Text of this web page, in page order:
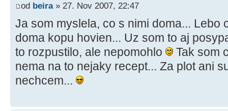
od beira» 27. Nov 2007, 22:47
Ja som myslela, co s nimi doma... Lebo
doma kopu hovien... Uz som to aj
to rozpustilo, ale nepomohlo
Tak som
nema na to nejaky recept... Za plot ani
nechcem...